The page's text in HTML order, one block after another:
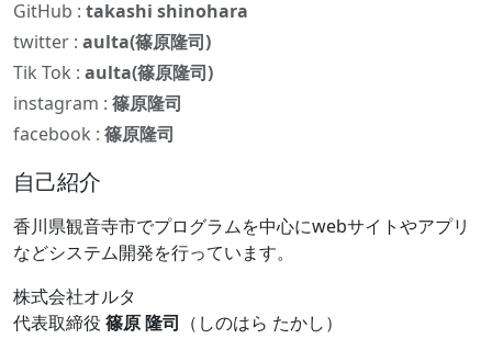
GitHub : takashi shinohara
twitter : aulta(篠原隆司)
Tik Tok : aulta(篠原隆司)
instagram : 篠原隆司
facebook : 篠原隆司
自己紹介
香川県観音寺市でプログラムを中心にwebサイトやアプリ
などシステム開発を行っています。
株式会社オルタ
代表取締役 篠原 隆司 （しのはら たかし）